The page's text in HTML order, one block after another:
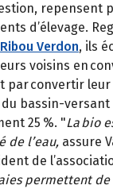
repensent
d’élevage.
Verdon, ils
voisins en
convertir leur
bassin-versant
25 %. "La bio
de l’eau, assure
de
permettent de